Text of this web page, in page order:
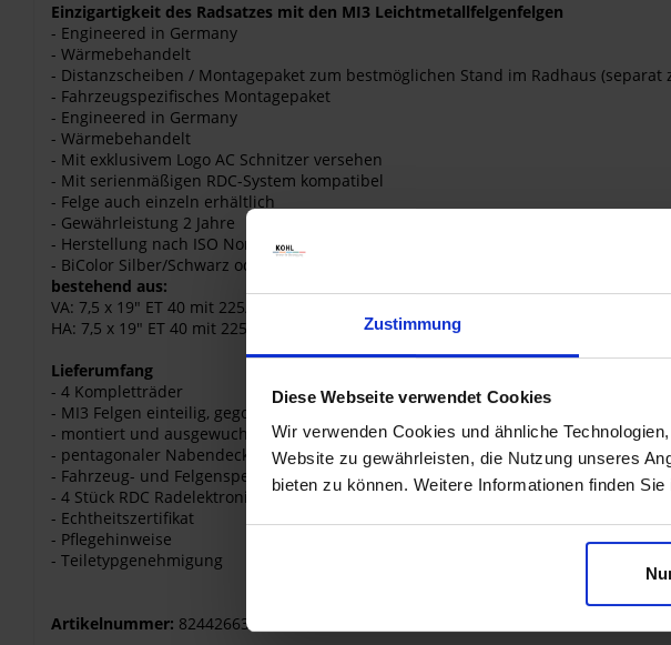
Zustimmung
Diese Webseite verwendet Cookies
Wir verwenden Cookies und ähnliche
Website zu gewährleisten, die Nutzung unseres
bieten zu können. Weitere Informationen finden
Einzigartigkeit des Radsatzes mit den MI3 Leichtmetallfelgenfelgen
- Engineered in Germany
- Wärmebehandelt
- Distanzscheiben / Montagepaket zum bestmöglichen Stand im Radhaus (separat
- Fahrzeugspezifisches Montagepaket
- Engineered in Germany
- Wärmebehandelt
- Mit exklusivem Logo AC Schnitzer versehen
- Mit serienmäßigen RDC-System kompatibel
- Felge auch einzeln erhältlich
- Gewährleistung 2 Jahre
- Herstellung nach ISO Norm überwacht
- BiColor Silber/Schwarz oder schwarz glänzend
bestehend aus:
VA: 7,5 x 19" ET 40 mit 225/35 R 19
HA: 7,5 x 19" ET 40 mit 225/35 R 19
Lieferumfang
- 4 Kompletträder
- MI3 Felgen einteilig, gegossen in Schwarz
- montiert und ausgewuchtet
- pentagonaler Nabendeckel mit AC Schnitzer Schriftzug
- Fahrzeug- und Felgenspezifisches Montage- und Befestigungsmaterial
- 4 Stück RDC Radelektronikmodul
- Echtheitszertifikat
- Pflegehinweise
- Teiletypgenehmigung
Artikelnummer: 82442663248